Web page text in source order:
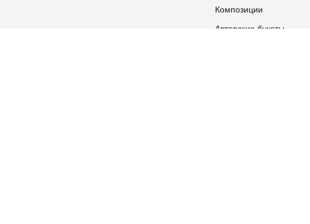
Композиции
Авторские букеты